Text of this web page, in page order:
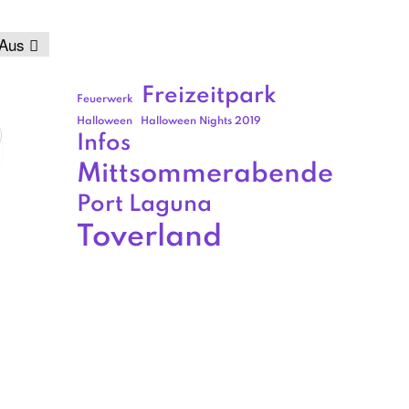
Feuerwerk Freizeitpark
Halloween Halloween Nights 2019
Infos
Mittsommerabende
Port Laguna
Toverland